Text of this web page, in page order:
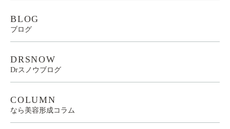
BLOG
ブログ
DRSNOW
Drスノウブログ
COLUMN
なら美容形成コラム